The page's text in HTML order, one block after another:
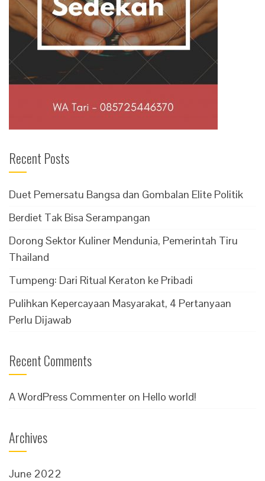
Recent Posts
Duet Pemersatu Bangsa dan Gombalan Elite Politik
Berdiet Tak Bisa Serampangan
Dorong Sektor Kuliner Mendunia, Pemerintah Tiru
Thailand
Tumpeng: Dari Ritual Keraton ke Pribadi
Pulihkan Kepercayaan Masyarakat, 4 Pertanyaan
Perlu Dijawab
Recent Comments
A WordPress Commenter on Hello world!
Archives
June 2022